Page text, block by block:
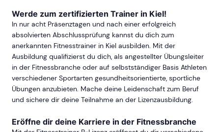
Werde zum zertifizierten Trainer in Kiel!
In nur acht Präsenztagen und nach einer erfolgreich
absolvierten Abschlussprüfung kannst du dich zum
anerkannten Fitnesstrainer in Kiel ausbilden. Mit der
Ausbildung qualifizierst du dich, als angestellter Übungsleiter
in der Fitnessbranche oder auf selbstständiger Basis Athleten
verschiedener Sportarten gesundheitsorientierte, sportliche
Übungen anzubieten. Mache deine Leidenschaft zum Beruf
und sichere dir deine Teilnahme an der Lizenzausbildung.
Eröffne dir deine Karriere in der Fitnessbranche